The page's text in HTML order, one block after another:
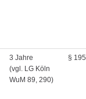
3 Jahre
(vgl. LG Köln
WuM 89, 290)
§